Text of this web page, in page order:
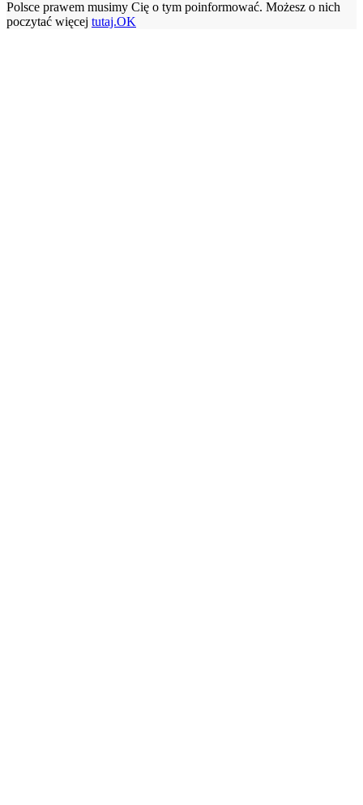
Polsce prawem musimy Cię o tym poinformować. Możesz o nich
poczytać więcej tutaj.OK